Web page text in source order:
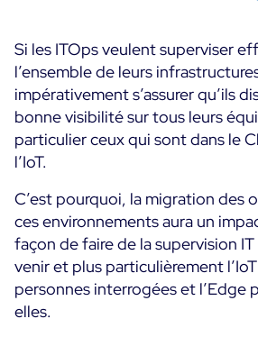
Si les ITOps veulent superviser
l’ensemble de leurs
impérativement s’assurer qu’ils
bonne visibilité sur tous leurs
particulier ceux qui sont dans le
l’IoT.
C’est pourquoi, la migration des
ces environnements aura un
façon de faire de la supervision IT
venir et plus particulièrement
personnes interrogées et l’Edge
elles.